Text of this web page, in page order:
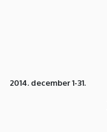
2014. december 1-31.